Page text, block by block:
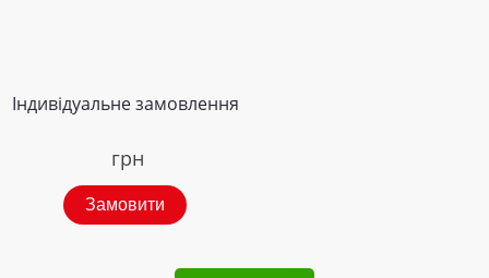
Індивідуальне замовлення
грн
Замовити